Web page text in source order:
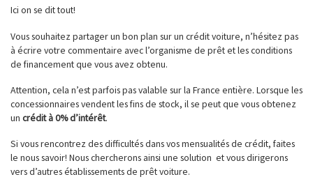
Ici on se dit tout!
Vous souhaitez partager un bon plan sur un crédit voiture, n’hésitez pas
à écrire votre commentaire avec l’organisme de prêt et les conditions
de financement que vous avez obtenu.
Attention, cela n’est parfois pas valable sur la France entière. Lorsque les
concessionnaires vendent les fins de stock, il se peut que vous obtenez
un crédit à 0% d’intérêt.
Si vous rencontrez des difficultés dans vos mensualités de crédit, faites
le nous savoir! Nous chercherons ainsi une solution et vous dirigerons
vers d’autres établissements de prêt voiture.